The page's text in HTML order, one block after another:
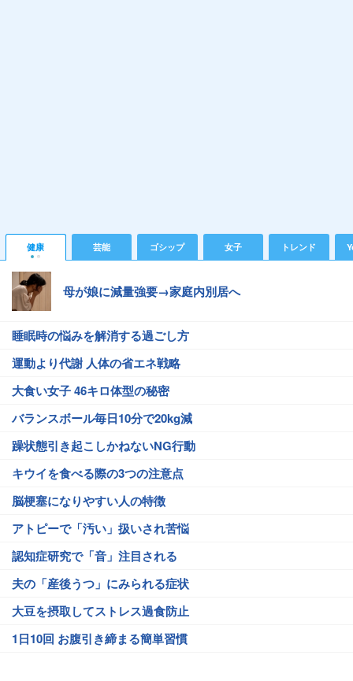
健康 芸能 ゴシップ 女子 トレンド
母が娘に減量強要→家庭内別居へ
睡眠時の悩みを解消する過ごし方
運動より代謝 人体の省エネ戦略
大食い女子 46キロ体型の秘密
バランスボール毎日10分で20kg減
躁状態引き起こしかねないNG行動
キウイを食べる際の3つの注意点
脳梗塞になりやすい人の特徴
アトピーで「汚い」扱いされ苦悩
認知症研究で「音」注目される
夫の「産後うつ」にみられる症状
大豆を摂取してストレス過食防止
1日10回 お腹引き締まる簡単習慣